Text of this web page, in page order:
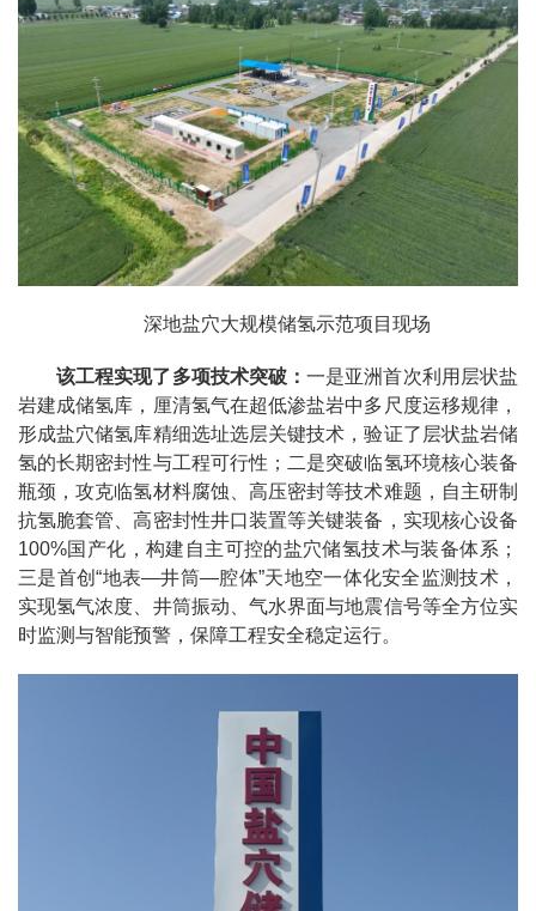
深地盐穴大规模储氢示范项目现场
该工程实现了多项技术突破：一是亚洲首次利用层状盐
岩建成储氢库，厘清氢气在超低渗盐岩中多尺度运移规律，
形成盐穴储氢库精细选址选层关键技术，验证了层状盐岩储
氢的长期密封性与工程可行性；二是突破临氢环境核心装备
瓶颈，攻克临氢材料腐蚀、高压密封等技术难题，自主研制
抗氢脆套管、高密封性井口装置等关键装备，实现核心设备
100%国产化，构建自主可控的盐穴储氢技术与装备体系；
三是首创“地表—井筒—腔体”天地空一体化安全监测技术，
实现氢气浓度、井筒振动、气水界面与地震信号等全方位实
时监测与智能预警，保障工程安全稳定运行。